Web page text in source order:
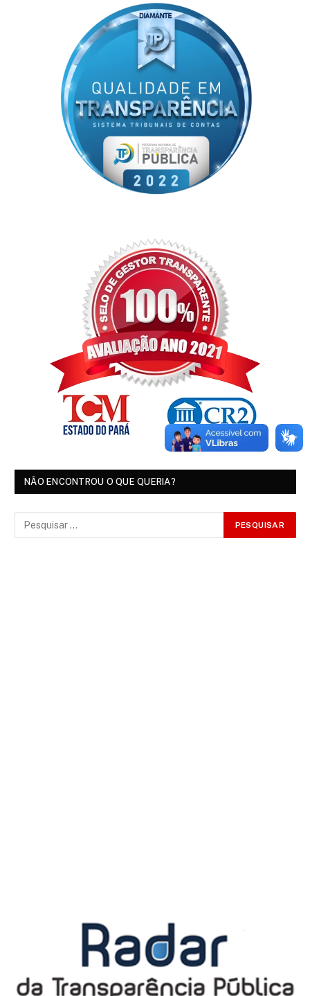
NÃO ENCONTROU O QUE QUERIA?